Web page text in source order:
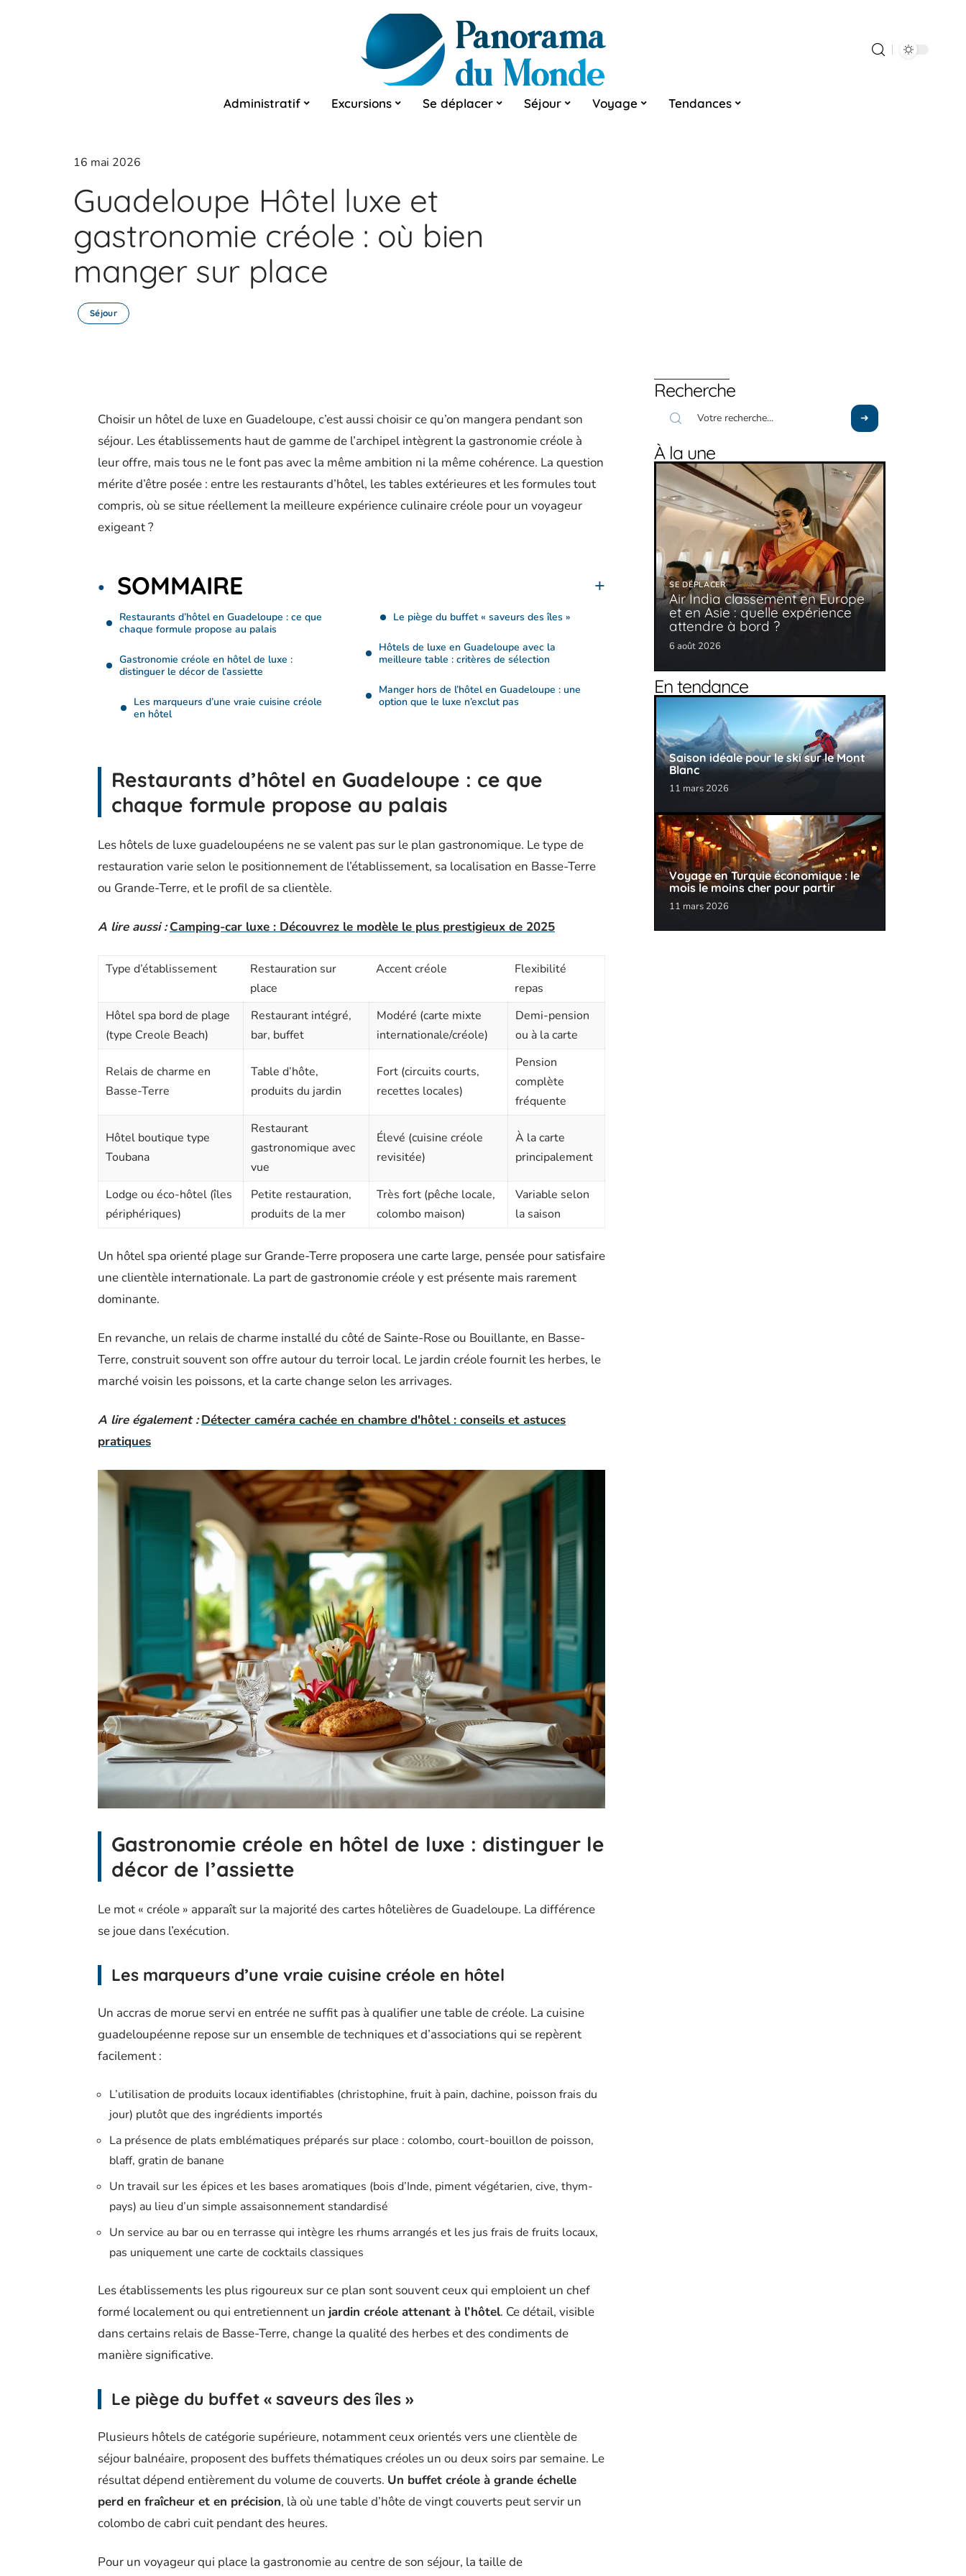
Administratif Excursions Se déplacer Séjour Voyage Tendances
16 mai 2026
Guadeloupe Hôtel luxe et
gastronomie créole : où bien
manger sur place
Séjour
Choisir un hôtel de luxe en Guadeloupe, c’est aussi choisir ce qu’on mangera pendant son
séjour. Les établissements haut de gamme de l’archipel intègrent la gastronomie créole à
leur offre, mais tous ne le font pas avec la même ambition ni la même cohérence. La question
mérite d’être posée : entre les restaurants d’hôtel, les tables extérieures et les formules tout
compris, où se situe réellement la meilleure expérience culinaire créole pour un voyageur
exigeant ?
SOMMAIRE
Restaurants d’hôtel en Guadeloupe : ce que
chaque formule propose au palais
Gastronomie créole en hôtel de luxe :
distinguer le décor de l’assiette
Les marqueurs d’une vraie cuisine créole
en hôtel
Le piège du buffet « saveurs des îles »
Hôtels de luxe en Guadeloupe avec la
meilleure table : critères de sélection
Manger hors de l’hôtel en Guadeloupe : une
option que le luxe n’exclut pas
Restaurants d’hôtel en Guadeloupe : ce que
chaque formule propose au palais
Les hôtels de luxe guadeloupéens ne se valent pas sur le plan gastronomique. Le type de
restauration varie selon le positionnement de l’établissement, sa localisation en Basse-Terre
ou Grande-Terre, et le profil de sa clientèle.
A lire aussi : Camping-car luxe : Découvrez le modèle le plus prestigieux de 2025
Type d’établissement
Restauration sur
place
Accent créole
Flexibilité
repas
Hôtel spa bord de plage
(type Creole Beach)
Restaurant intégré,
bar, buffet
Modéré (carte mixte
internationale/créole)
Demi-pension
ou à la carte
Relais de charme en
Basse-Terre
Table d’hôte,
produits du jardin
Fort (circuits courts,
recettes locales)
Pension
complète
fréquente
Hôtel boutique type
Toubana
Restaurant
gastronomique avec
vue
Élevé (cuisine créole
revisitée)
À la carte
principalement
Lodge ou éco-hôtel (îles
périphériques)
Petite restauration,
produits de la mer
Très fort (pêche locale,
colombo maison)
Variable selon
la saison
Un hôtel spa orienté plage sur Grande-Terre proposera une carte large, pensée pour satisfaire
une clientèle internationale. La part de gastronomie créole y est présente mais rarement
dominante.
En revanche, un relais de charme installé du côté de Sainte-Rose ou Bouillante, en Basse-
Terre, construit souvent son offre autour du terroir local. Le jardin créole fournit les herbes, le
marché voisin les poissons, et la carte change selon les arrivages.
A lire également : Détecter caméra cachée en chambre d'hôtel : conseils et astuces
pratiques
Gastronomie créole en hôtel de luxe : distinguer le
décor de l’assiette
Le mot « créole » apparaît sur la majorité des cartes hôtelières de Guadeloupe. La différence
se joue dans l’exécution.
Les marqueurs d’une vraie cuisine créole en hôtel
Un accras de morue servi en entrée ne suffit pas à qualifier une table de créole. La cuisine
guadeloupéenne repose sur un ensemble de techniques et d’associations qui se repèrent
facilement :
L’utilisation de produits locaux identifiables (christophine, fruit à pain, dachine, poisson frais du
jour) plutôt que des ingrédients importés
La présence de plats emblématiques préparés sur place : colombo, court-bouillon de poisson,
blaff, gratin de banane
Un travail sur les épices et les bases aromatiques (bois d’Inde, piment végétarien, cive, thym-
pays) au lieu d’un simple assaisonnement standardisé
Un service au bar ou en terrasse qui intègre les rhums arrangés et les jus frais de fruits locaux,
pas uniquement une carte de cocktails classiques
Les établissements les plus rigoureux sur ce plan sont souvent ceux qui emploient un chef
formé localement ou qui entretiennent un jardin créole attenant à l’hôtel. Ce détail, visible
dans certains relais de Basse-Terre, change la qualité des herbes et des condiments de
manière significative.
Le piège du buffet « saveurs des îles »
Plusieurs hôtels de catégorie supérieure, notamment ceux orientés vers une clientèle de
séjour balnéaire, proposent des buffets thématiques créoles un ou deux soirs par semaine. Le
résultat dépend entièrement du volume de couverts. Un buffet créole à grande échelle
perd en fraîcheur et en précision, là où une table d’hôte de vingt couverts peut servir un
colombo de cabri cuit pendant des heures.
Pour un voyageur qui place la gastronomie au centre de son séjour, la taille de
Recherche
À la une
SE DÉPLACER
Air India classement en Europe
et en Asie : quelle expérience
attendre à bord ?
6 août 2026
En tendance
Saison idéale pour le ski sur le Mont
Blanc
11 mars 2026
Voyage en Turquie économique : le
mois le moins cher pour partir
11 mars 2026